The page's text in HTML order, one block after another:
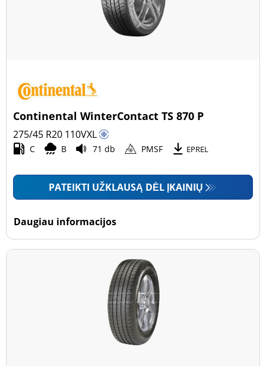
Continental WinterContact TS 870 P
275/45 R20 110VXL
C B 71 db PMSF EPREL
PATEIKTI UŽKLAUSĄ DĖL ĮKAINIŲ
Daugiau informacijos